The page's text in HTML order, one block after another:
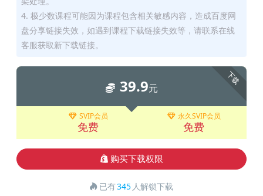
4. 极少数课程可能因为课程包含相关敏感内容，造成百度网
盘分享链接失效，如遇到课程下载链接失效等，请联系在线
客服获取新下载链接。
下载
39.9元
SVIP会员
免费
永久SVIP会员
免费
购买下载权限
已有345 人解锁下载